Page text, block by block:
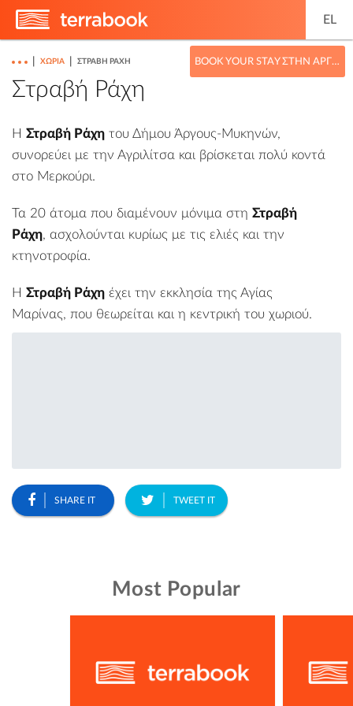
EL
BOOK YOUR STAY ΣΤΗΝ ΑΡΓΟΛΊΔΑ
ΧΩΡΙΆ ΣΤΡΑΒΉ ΡΆΧΗ
Στραβή Ράχη
Η Στραβή Ράχη του Δήμου Άργους-Μυκηνών,
συνορεύει με την Αγριλίτσα και βρίσκεται πολύ κοντά
στο Μερκούρι.
Τα 20 άτομα που διαμένουν μόνιμα στη Στραβή
Ράχη, ασχολούνται κυρίως με τις ελιές και την
κτηνοτροφία.
Η Στραβή Ράχη έχει την εκκλησία της Αγίας
Μαρίνας, που θεωρείται και η κεντρική του χωριού.
SHARE IT TWEET IT
Most Popular